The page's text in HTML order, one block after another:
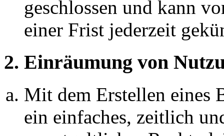
geschlossen und kann
einer Frist jederzeit
2. Einräumung von
Mit dem Erstellen eines
ein einfaches, zeitlich